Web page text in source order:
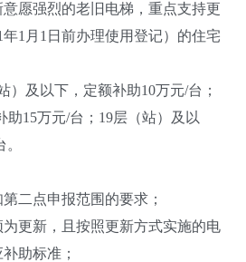
愿强烈的老旧电梯，重点支持更
年1月1日前办理使用登记）的住宅
）及以下，定额补助10万元/台；
助15万元/台；19层（站）及以
点申报范围的要求；
新，且按照更新方式实施的电
助标准；